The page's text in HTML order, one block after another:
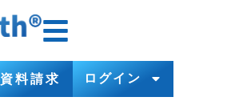
資料請求 ログイン